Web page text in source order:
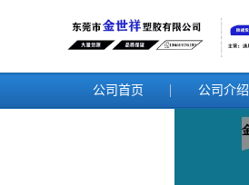
公司首页 公司介绍